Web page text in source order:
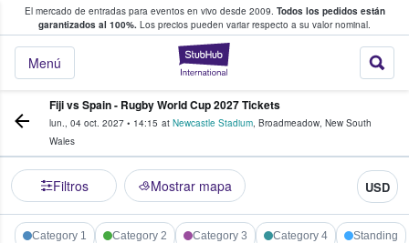
El mercado de entradas para eventos en vivo desde 2009. Todos los pedidos están
garantizados al 100%. Los precios pueden variar respecto a su valor nominal.
StubHub:
Menú
y venta de entradas entre fans
Fiji vs Spain - Rugby World Cup 2027 Tickets
lun., 04 oct. 2027 • 14:15 at Newcastle Stadium, Broadmeadow, New South
Wales
Filtros Mostrar mapa USD
Category 1 Category 2 Category 3 Category 4 Standing